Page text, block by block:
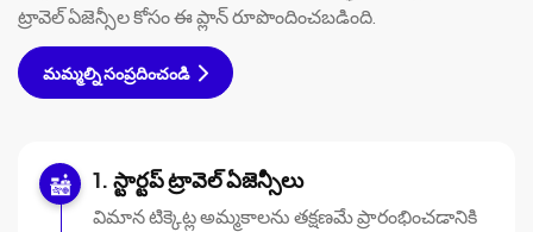
ట్రావెల్ ఏజెన్సీల కోసం ఈ ప్లాన్ రూపొందించబడింది.
మమ్మల్ని సంప్రదించండి
స్టార్టప్ ట్రావెల్ ఏజెన్సీలు
విమాన టిక్కెట్ల అమ్మకాలను తక్షణమే ప్రారంభించడానికి